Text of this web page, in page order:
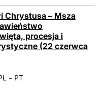
Chrystusa – Msza
procesja i
(22 czerwca
- PT